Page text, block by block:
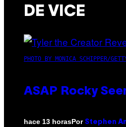
DE VICE
PHOTO BY MONICA SCHIPPER/
ASAP Rocky
hace 13 horasPor Stephen